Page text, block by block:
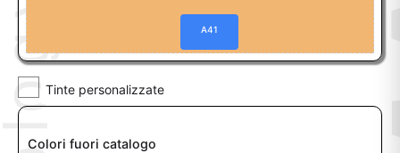
A41
Colori fuori catalogo